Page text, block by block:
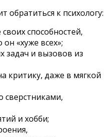
обратиться к психологу:
способностей,
«хуже всех»;
задач и вызовов из
критику, даже в мягкой
сверстниками,
и хобби;